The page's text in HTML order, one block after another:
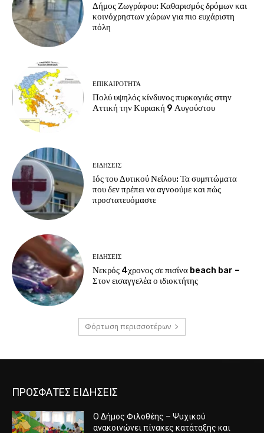
Δήμος Ζωγράφου: Καθαρισμός δρόμων και
κοινόχρηστων χώρων για πιο ευχάριστη
πόλη
ΕΠΙΚΑΙΡΟΤΗΤΑ
Πολύ υψηλός κίνδυνος πυρκαγιάς στην
Αττική την Κυριακή 9 Αυγούστου
ΕΙΔΗΣΕΙΣ
Ιός του Δυτικού Νείλου: Τα συμπτώματα
που δεν πρέπει να αγνοούμε και πώς
προστατευόμαστε
ΕΙΔΗΣΕΙΣ
Νεκρός 4χρονος σε πισίνα beach bar –
Στον εισαγγελέα ο ιδιοκτήτης
Φόρτωση περισσοτέρων
ΠΡΟΣΦΑΤΕΣ ΕΙΔΗΣΕΙΣ
Ο Δήμος Φιλοθέης – Ψυχικού
ανακοινώνει πίνακες κατάταξης και